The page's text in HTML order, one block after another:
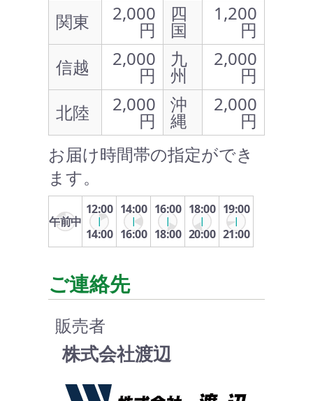
関東
2,000
円
四
国
1,200
円
信越
2,000
円
九
州
2,000
円
北陸
2,000
円
沖
縄
2,000
円
お届け時間帯の指定ができ
ます。
午前中
12:00
14:00
14:00
16:00
16:00
18:00
18:00
20:00
19:00
21:00
ご連絡先
販売者
株式会社渡辺